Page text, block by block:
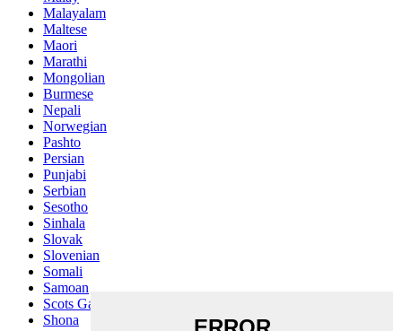
Malayalam
Maltese
Maori
Marathi
Mongolian
Burmese
Nepali
Norwegian
Pashto
Persian
Punjabi
Serbian
Sesotho
Sinhala
Slovak
Slovenian
Somali
Samoan
Scots Gaelic
Shona